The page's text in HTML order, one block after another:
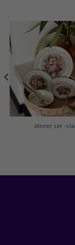
dinner set -